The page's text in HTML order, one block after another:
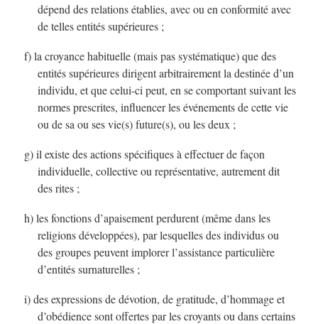
dépend des relations établies, avec ou en conformité avec
de telles entités supérieures ;
f) la croyance habituelle (mais pas systématique) que des
entités supérieures dirigent arbitrairement la destinée d’un
individu, et que celui-ci peut, en se comportant suivant les
normes prescrites, influencer les événements de cette vie
ou de sa ou ses vie(s) future(s), ou les deux ;
g) il existe des actions spécifiques à effectuer de façon
individuelle, collective ou représentative, autrement dit
des rites ;
h) les fonctions d’apaisement perdurent (même dans les
religions développées), par lesquelles des individus ou
des groupes peuvent implorer l’assistance particulière
d’entités surnaturelles ;
i) des expressions de dévotion, de gratitude, d’hommage et
d’obédience sont offertes par les croyants ou dans certains